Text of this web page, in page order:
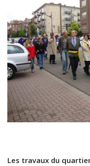
Les travaux du